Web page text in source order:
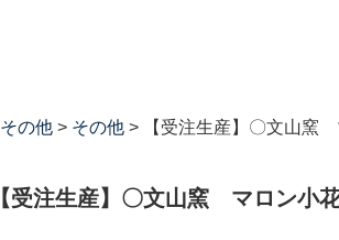
その他 > その他 > 【受注生産】〇文山窯
【受注生産】〇文山窯 マロン小